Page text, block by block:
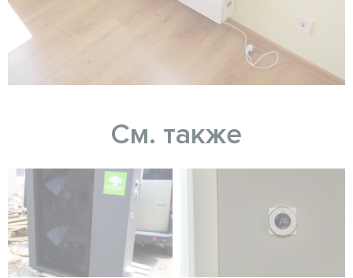
См. также